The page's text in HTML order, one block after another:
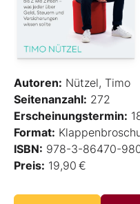
Autoren: Nützel, Timo
Seitenanzahl: 272
Erscheinungstermin:
Format:
ISBN: 978-3-86470-
Preis: 19,90 €